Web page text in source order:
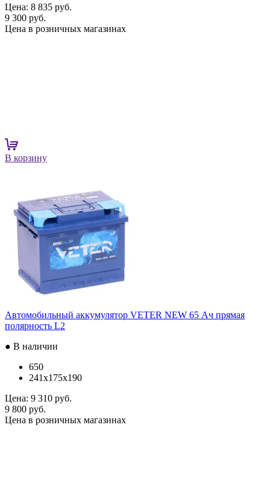
Цена: 8 835 руб.
9 300 руб.
Цена в розничных магазинах
В корзину
Автомобильный аккумулятор VETER NEW 65 Ач прямая
полярность L2
● В наличии
650
241x175x190
Цена: 9 310 руб.
9 800 руб.
Цена в розничных магазинах